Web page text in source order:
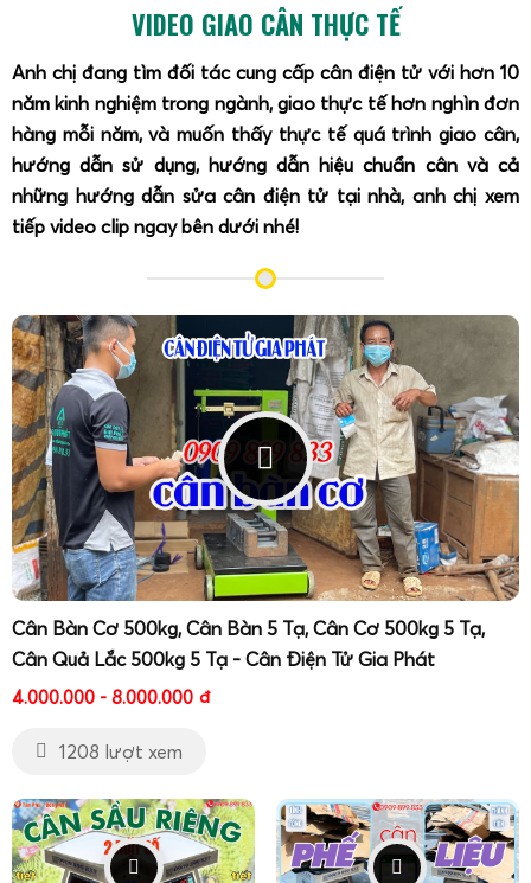
VIDEO GIAO CÂN THỰC TẾ
Anh chị đang tìm đối tác cung cấp cân điện tử với hơn 10
năm kinh nghiệm trong ngành, giao thực tế hơn nghìn đơn
hàng mỗi năm, và muốn thấy thực tế quá trình giao cân,
hướng dẫn sử dụng, hướng dẫn hiệu chuẩn cân và cả
những hướng dẫn sửa cân điện tử tại nhà, anh chị xem
tiếp video clip ngay bên dưới nhé!
Cân Bàn Cơ 500kg, Cân Bàn 5 Tạ, Cân Cơ 500kg 5 Tạ,
Cân Quả Lắc 500kg 5 Tạ - Cân Điện Tử Gia Phát
4.000.000 - 8.000.000 đ
1208 lượt xem